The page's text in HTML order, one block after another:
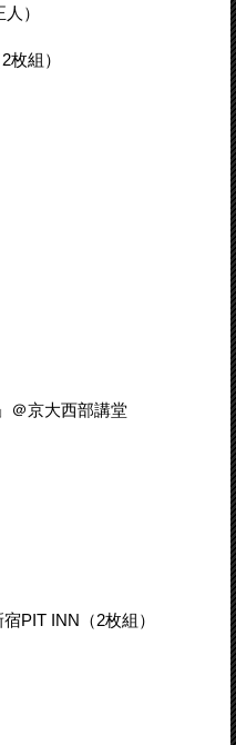
）
組）
＠京大西部講堂
PIT INN（2枚組）